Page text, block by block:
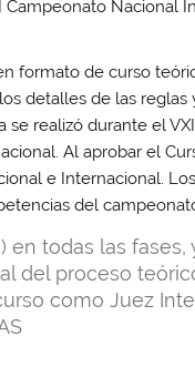
Nacional
formato de curso
detalles de las
realizó durante el
Al aprobar el
e Internacional.
del
en todas las fases,
del proceso
como Juez